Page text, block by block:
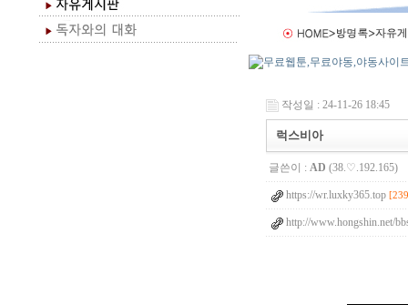
작성일 : 24-11-26 18:45
럭스비아
글쓴이 : AD (38.♡.192.165)
https://wr.luxky365.top
http://www.hongshin.net/